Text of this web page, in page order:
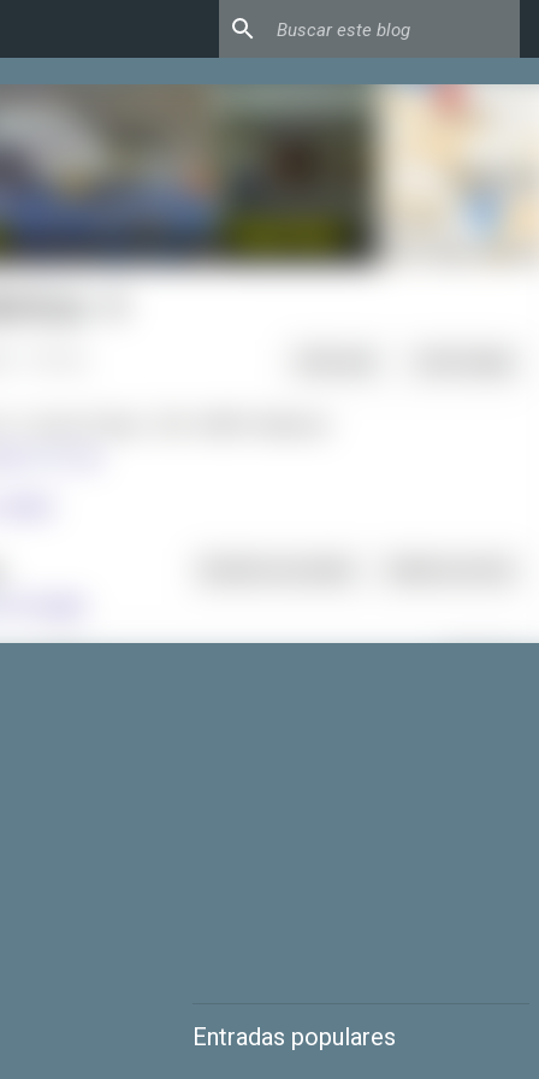
Entradas populares